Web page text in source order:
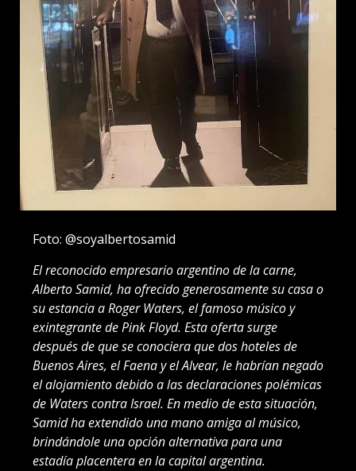
Foto: @soyalbertosamid
El reconocido empresario argentino de la carne,
Alberto Samid, ha ofrecido generosamente su casa o
su estancia a Roger Waters, el famoso músico y
exintegrante de Pink Floyd. Esta oferta surge
después de que se conociera que dos hoteles de
Buenos Aires, el Faena y el Alvear, le habrían negado
el alojamiento debido a las declaraciones polémicas
de Waters contra Israel. En medio de esta situación,
Samid ha extendido una mano amiga al músico,
brindándole una opción alternativa para una
estadía placentera en la capital argentina.